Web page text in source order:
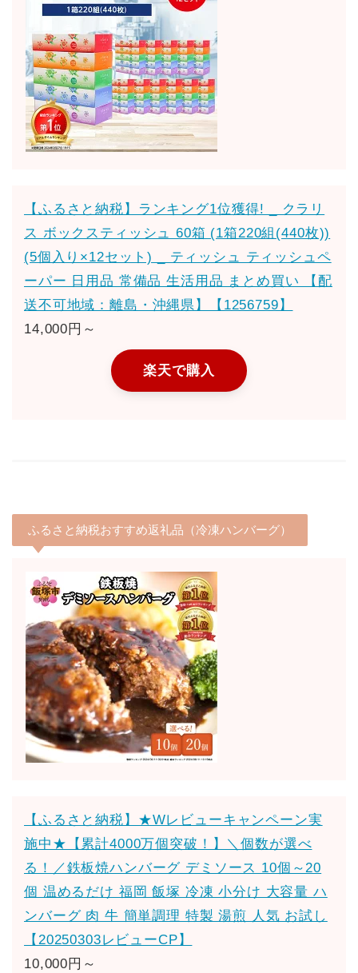
【ふるさと納税】ランキング1位獲得! _ クラリ
ス ボックスティッシュ 60箱 (1箱220組(440枚))
(5個入り×12セット) _ ティッシュ ティッシュペ
ーパー 日用品 常備品 生活用品 まとめ買い 【配
送不可地域：離島・沖縄県】【1256759】
14,000円～
楽天で購入
ふるさと納税おすすめ返礼品（冷凍ハンバーグ）
【ふるさと納税】★Wレビューキャンペーン実
施中★【累計4000万個突破！】＼個数が選べ
る！／鉄板焼ハンバーグ デミソース 10個～20
個 温めるだけ 福岡 飯塚 冷凍 小分け 大容量 ハ
ンバーグ 肉 牛 簡単調理 特製 湯煎 人気 お試し
【20250303レビューCP】
10,000円～